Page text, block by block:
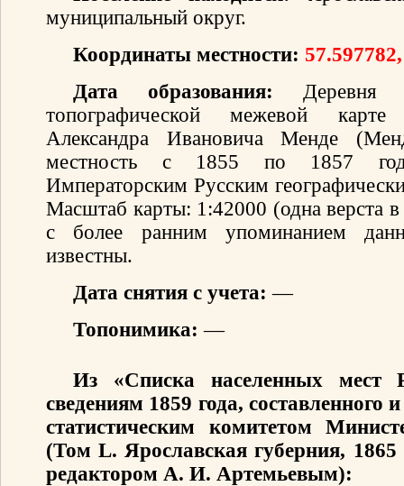
муниципальный округ.
Координаты местности:
Дата образования: Деревня
топографической межевой карте
Александра Ивановича Менде
местность с 1855 по 1857
Императорским Русским
Масштаб карты: 1:42000 (одна верста
с более ранним упоминанием
известны.
Дата снятия с учета: —
Топонимика: —
Из «Списка населенных мест
сведениям 1859 года,
статистическим комитетом
(Том L. Ярославская губерния,
редактором А. И. Артемьевым):